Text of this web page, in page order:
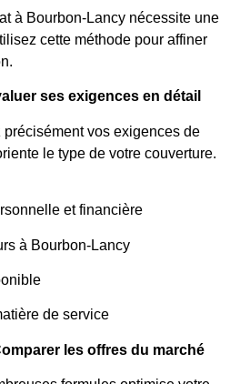
à Bourbon-Lancy nécessite une
cette méthode pour affiner
ses exigences en détail
vos exigences de
le type de votre couverture.
et financière
à Bourbon-Lancy
de service
les offres du marché